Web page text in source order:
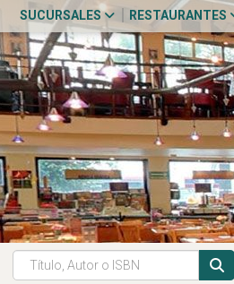
SUCURSALES RESTAURANTES